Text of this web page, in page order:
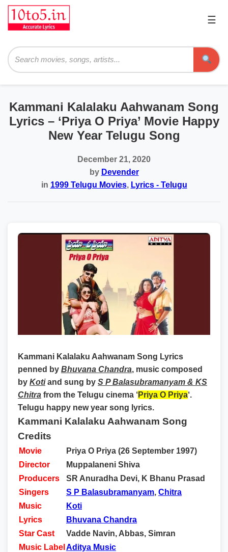
☰
Kammani Kalalaku Aahwanam Song
Lyrics – ‘Priya O Priya’ Movie Happy
New Year Telugu Song
December 21, 2020
by Devender
in 1999 Telugu Movies, Lyrics - Telugu
Kammani Kalalaku Aahwanam Song Lyrics
penned by Bhuvana Chandra, music composed
by Kotiand sung by S P Balasubramanyam & KS
Chitra from the Telugu cinema ‘Priya O Priya‘.
Telugu happy new year song lyrics.
Kammani Kalalaku Aahwanam Song
Credits
Movie
Priya O Priya (26 September 1997)
Director
Muppalaneni Shiva
Producers
SR Anuradha Devi, K Bhanu Prasad
Singers
S P Balasubramanyam, Chitra
Music
Koti
Lyrics
Bhuvana Chandra
Star Cast
Vadde Navin, Abbas, Simran
Music Label Aditya Music